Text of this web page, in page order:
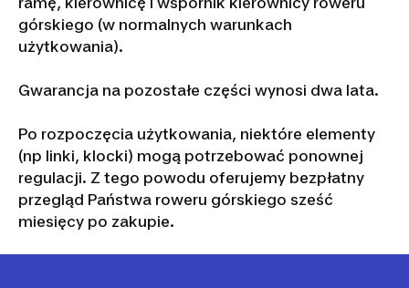
górskiego (w normalnych warunkach
użytkowania).
Gwarancja na pozostałe części wynosi dwa lata.
Po rozpoczęcia użytkowania, niektóre elementy
(np linki, klocki) mogą potrzebować ponownej
regulacji. Z tego powodu oferujemy bezpłatny
przegląd Państwa roweru górskiego sześć
miesięcy po zakupie.